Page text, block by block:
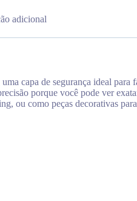
adicional
capa de segurança ideal
porque você pode ver
ou como peças decorativas